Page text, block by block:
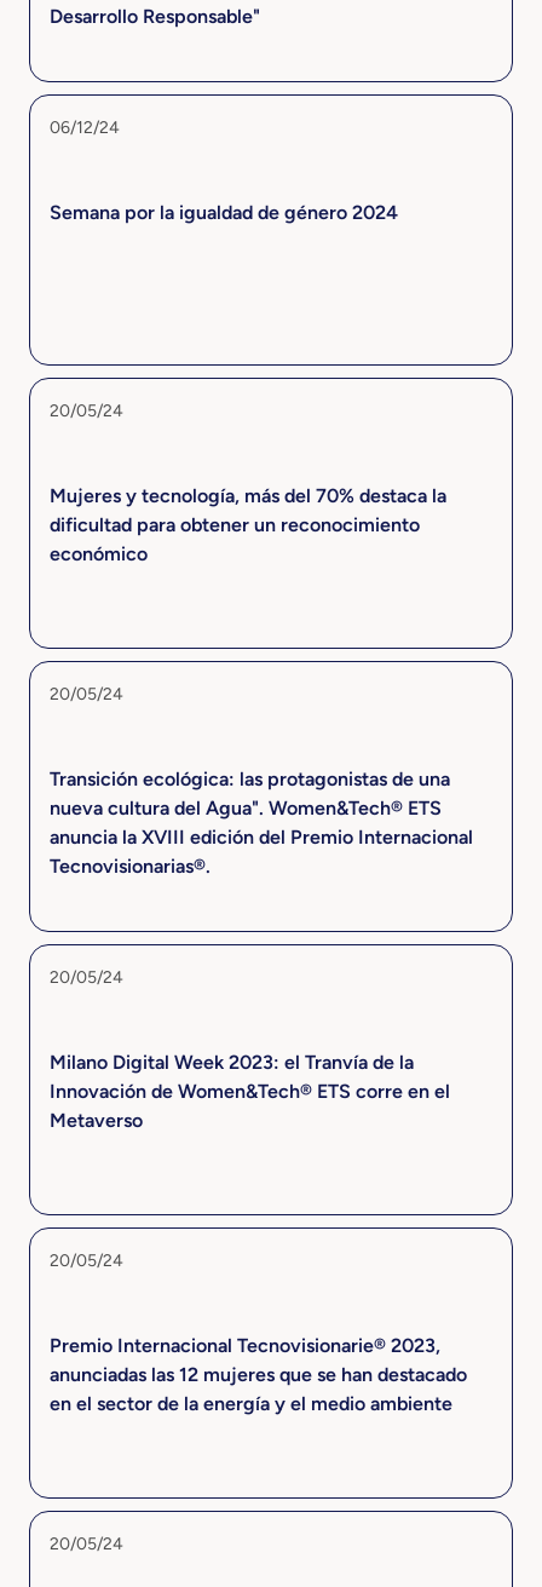
Desarrollo Responsable"
06/12/24
Semana por la igualdad de género 2024
20/05/24
Mujeres y tecnología, más del 70% destaca la
dificultad para obtener un reconocimiento
económico
20/05/24
Transición ecológica: las protagonistas de una
nueva cultura del Agua". Women&Tech® ETS
anuncia la XVIII edición del Premio Internacional
Tecnovisionarias®.
20/05/24
Milano Digital Week 2023: el Tranvía de la
Innovación de Women&Tech® ETS corre en el
Metaverso
20/05/24
Premio Internacional Tecnovisionarie® 2023,
anunciadas las 12 mujeres que se han destacado
en el sector de la energía y el medio ambiente
20/05/24